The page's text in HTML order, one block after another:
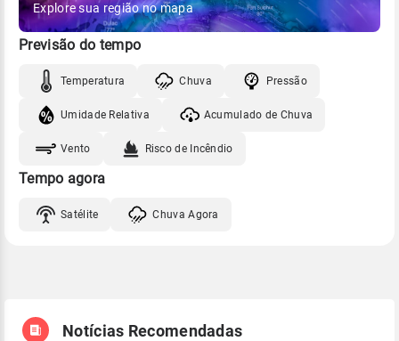
Explore sua região no mapa
Previsão do tempo
Temperatura Chuva Pressão
Umidade Relativa Acumulado de Chuva
Vento Risco de Incêndio
Tempo agora
Satélite Chuva Agora
Notícias Recomendadas